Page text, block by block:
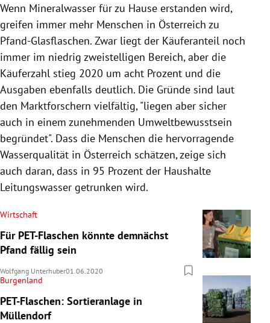
Wenn Mineralwasser für zu Hause erstanden wird,
greifen immer mehr Menschen in Österreich zu
Pfand-Glasflaschen. Zwar liegt der Käuferanteil noch
immer im niedrig zweistelligen Bereich, aber die
Käuferzahl stieg 2020 um acht Prozent und die
Ausgaben ebenfalls deutlich. Die Gründe sind laut
den Marktforschern vielfältig, "liegen aber sicher
auch in einem zunehmenden Umweltbewusstsein
begründet". Dass die Menschen die hervorragende
Wasserqualität in Österreich schätzen, zeige sich
auch daran, dass in 95 Prozent der Haushalte
Leitungswasser getrunken wird.
Wirtschaft
Für PET-Flaschen könnte demnächst
Pfand fällig sein
Wolfgang Unterhuber01.06.2020
Burgenland
PET-Flaschen: Sortieranlage in
Müllendorf